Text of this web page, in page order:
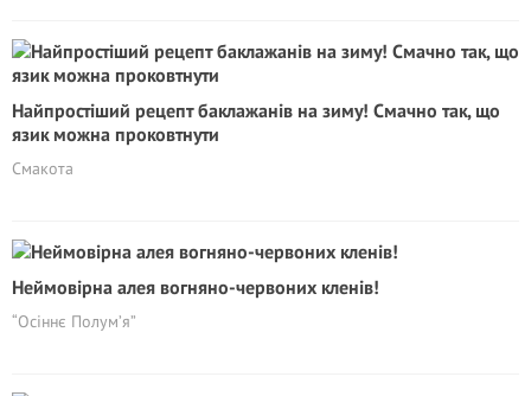
Найпростіший рецепт баклажанів на зиму! Смачно так, що
язик можна проковтнути
Смакота
Неймовірна алея вогняно-червоних кленів!
“Осіннє Полум’я”